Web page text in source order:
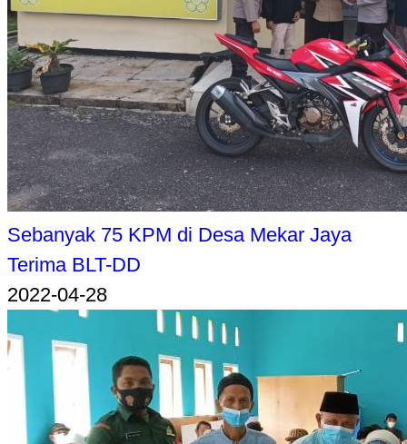
Sebanyak 75 KPM di Desa Mekar Jaya
Terima BLT-DD
2022-04-28